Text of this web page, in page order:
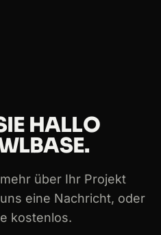
HALLO
über Ihr Projekt
eine Nachricht, oder
kostenlos.